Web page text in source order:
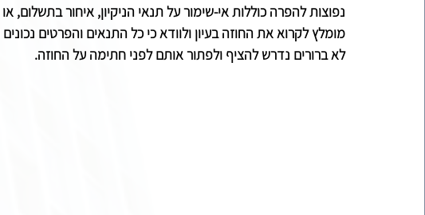
נפוצות להפרה כוללות אי-שימור על תנאי הניקיון, איחור
מומלץ לקרוא את החוזה בעיון ולוודא כי כל התנאים והפרטים
לא ברורים נדרש להציף ולפתור אותם לפני חתימה על החוזה.